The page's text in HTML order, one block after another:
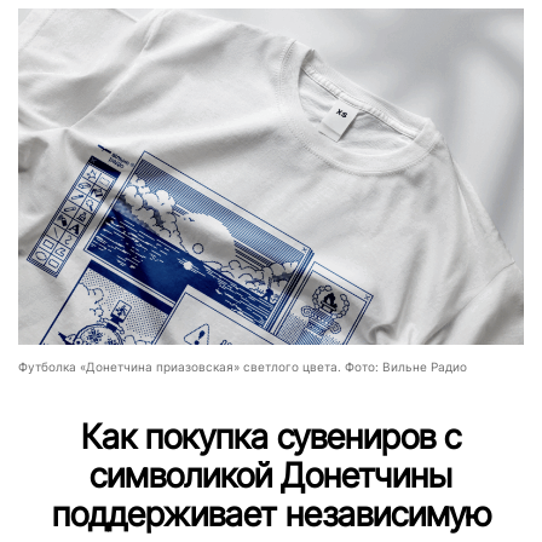
Футболка «Донетчина приазовская» светлого цвета. Фото: Вильне Радио
Как покупка сувениров с
символикой Донетчины
поддерживает независимую